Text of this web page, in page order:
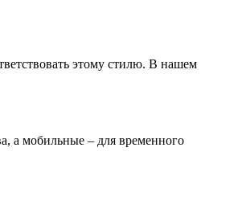
этому стилю. В нашем
а мобильные – для временного